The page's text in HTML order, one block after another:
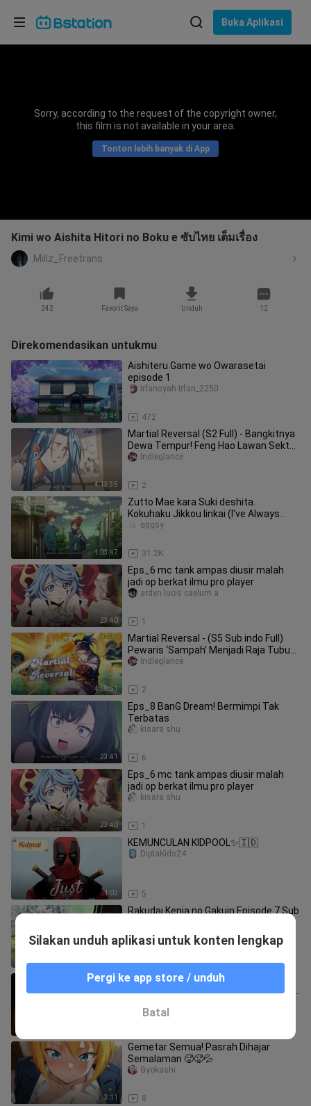
Buka Aplikasi
Sorry, according to the request of the copyright owner,
this film is not available in your area.
Tonton lebih banyak di App
Kimi wo Aishita Hitori no Boku e ซับไทย เต็มเรื่อง
Millz_Freetrans
242 Favorit Saya Unduh 12
Direkomendasikan untukmu
23:45
Aishiteru Game wo Owarasetai
episode 1
472
Irfansyah Irfan_2250
4:13:35
Martial Reversal (S2 Full) - Bangkitnya
Dewa Tempur! Feng Hao Lawan Sekte
Iblis Bayangan!
2
Indleglance
1:03:47
Zutto Mae kara Suki deshita.
Kokuhaku Jikkou Iinkai (I've Always
Liked You) SUB ID (1)
31.2K
qqqsy
23:40
Eps_6 mc tank ampas diusir malah
jadi op berkat ilmu pro player
1
ardyn lucis caelum a
4:58:51
Martial Reversal - (S5 Sub indo Full)
Pewaris ‘Sampah’ Menjadi Raja Tubuh
Tertinggi di Benua Tianwu!
2
Indleglance
23:41
Eps_8 BanG Dream! Bermimpi Tak
Terbatas
6
kisara shu
23:40
Eps_6 mc tank ampas diusir malah
jadi op berkat ilmu pro player
1
kisara shu
1:02
KEMUNCULAN KIDPOOL✨🇮🇩
5
DiptaKids24
Rakudai Kenja no Gakuin Episode 7 Sub
3
kisara shu
TANGISAN TSUNADE! Rahasia Obrolan
Terakhir Jiraiya & Tsunade Yang Bikin
3:11
Gemetar Semua! Pasrah Dihajar
Semalaman 🥵🥵💦
8
Gyokashi
Silakan unduh aplikasi untuk konten lengkap
Pergi ke app store / unduh
Batal
Pilih bahasa
Bahasa Indonesia